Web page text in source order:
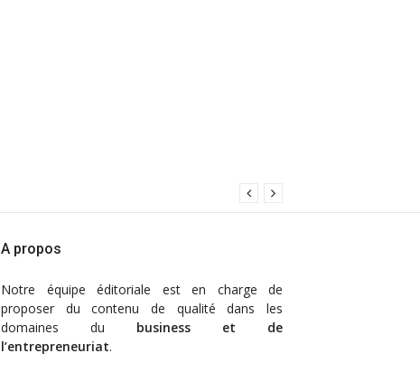
A propos
Notre équipe éditoriale est en charge de
proposer du contenu de qualité dans les
domaines du business et de
l’entrepreneuriat.